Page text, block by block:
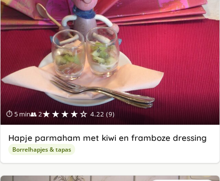
⏱ 5 min👥 2★★★★☆ 4.22 (9)
Hapje parmaham met kiwi en framboze dressing
Borrelhapjes & tapas